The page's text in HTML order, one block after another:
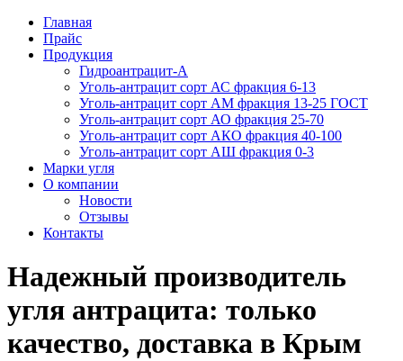
Главная
Прайс
Продукция
Гидроантрацит-А
Уголь-антрацит сорт АС фракция 6-13
Уголь-антрацит сорт АМ фракция 13-25 ГОСТ
Уголь-антрацит сорт АО фракция 25-70
Уголь-антрацит сорт АКО фракция 40-100
Уголь-антрацит сорт АШ фракция 0-3
Марки угля
О компании
Новости
Отзывы
Контакты
Надежный производитель
угля антрацита: только
качество, доставка в Крым